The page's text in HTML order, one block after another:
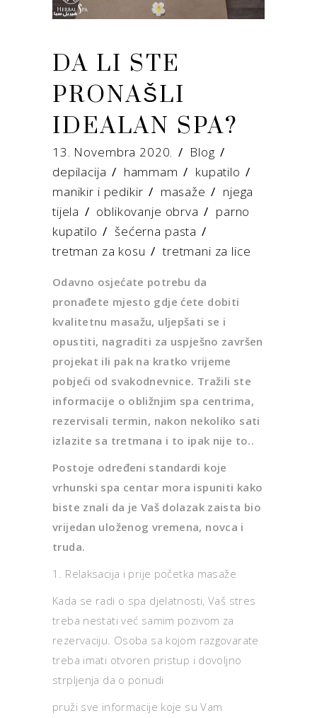
DA LI STE
PRONAŠLI
IDEALAN SPA?
13. Novembra 2020.
Blog
depilacija / hammam / kupatilo /
manikir i pedikir / masaže / njega
tijela / oblikovanje obrva / parno
kupatilo /šećerna pasta /
tretman za kosu /tretmani za lice
Odavno osjećate potrebu da
pronađete mjesto gdje ćete dobiti
kvalitetnu masažu, uljepšati se i
opustiti, nagraditi za uspješno završen
projekat ili pak na kratko vrijeme
pobjeći od svakodnevnice. Tražili ste
informacije o obližnjim spa centrima,
rezervisali termin, nakon nekoliko sati
izlazite sa tretmana i to ipak nije to..
Postoje određeni standardi koje
vrhunski spa centar mora ispuniti kako
biste znali da je Vaš dolazak zaista bio
vrijedan uloženog vremena, novca i
truda.
1. Relaksacija i prije početka masaže
Kada se radi o spa djelatnosti, Vaš stres
treba nestati već samim pozivom za
rezervaciju. Osoba sa kojom razgovarate
treba imati otvoren pristup i dovoljno
strpljenja da o ponudi
pruži sve informacije koje su Vam